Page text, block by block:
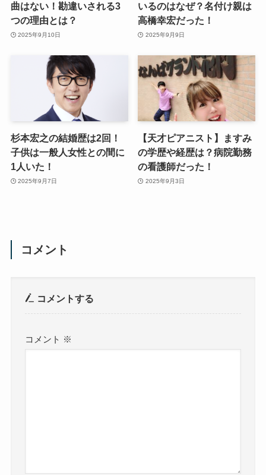
曲はない！勘違いされる3
つの理由とは？
2025年9月10日
いるのはなぜ？名付け親は
高橋幸宏だった！
2025年9月9日
杉本宏之の結婚歴は2回！
子供は一般人女性との間に
1人いた！
2025年9月7日
【天才ピアニスト】ますみ
の学歴や経歴は？病院勤務
の看護師だった！
2025年9月3日
コメント
コメントする
コメント ※